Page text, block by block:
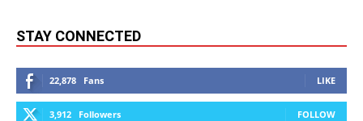
STAY CONNECTED
22,878 Fans LIKE
3,912 Followers FOLLOW